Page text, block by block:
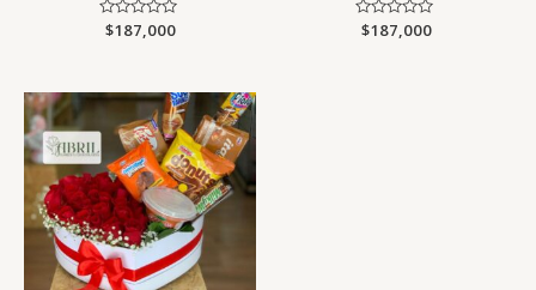
Rated
$187,000
Rated
$187,000